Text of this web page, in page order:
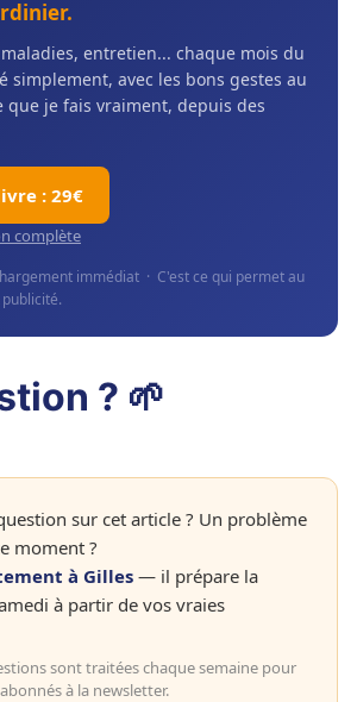
entretien... chaque mois du
simplement, avec les bons gestes au
que je fais vraiment, depuis des
: 29€
complète
immédiat · C'est ce qui permet au
? 🌱
sur cet article ? Un problème
moment ?
à Gilles — il prépare la
à partir de vos vraies
sont traitées chaque semaine pour
à la newsletter.